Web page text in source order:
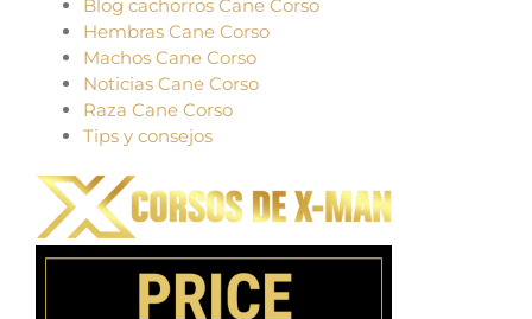
Blog cachorros Cane Corso
Hembras Cane Corso
Machos Cane Corso
Noticias Cane Corso
Raza Cane Corso
Tips y consejos